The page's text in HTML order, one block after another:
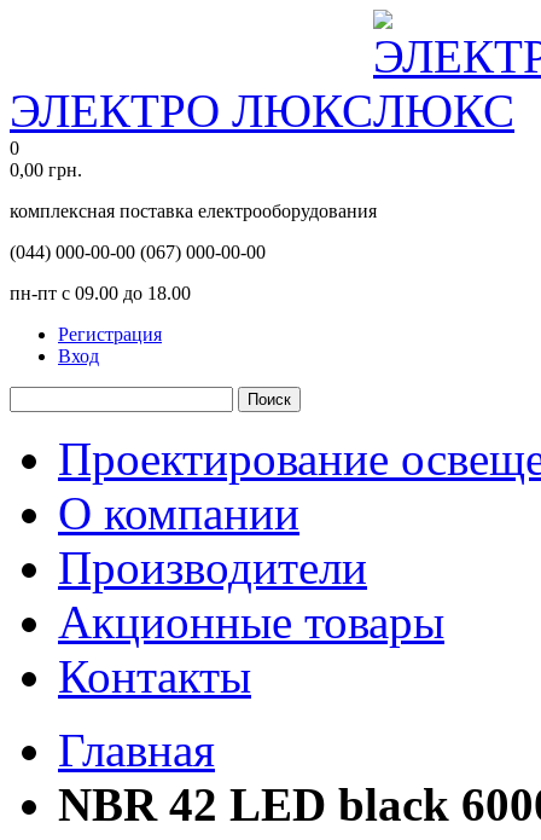
ЭЛЕКТРО ЛЮКС
0
0,00 грн.
комплексная поставка електрооборудования
(044) 000-00-00 (067) 000-00-00
пн-пт с 09.00 до 18.00
Регистрация
Вход
Поиск
Проектирование
О компании
Производители
Акционные товары
Контакты
Главная
NBR 42 LED black